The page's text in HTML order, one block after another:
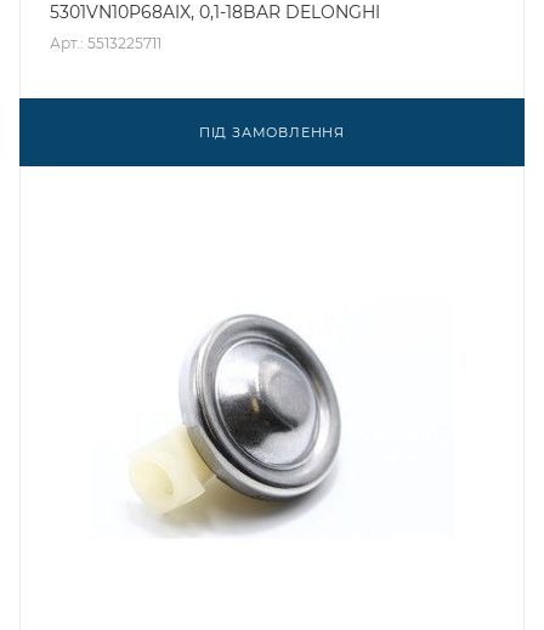
5301VN10P68AIX, 0,1-18BAR DELONGHI
Арт.: 5513225711
ПІД ЗАМОВЛЕННЯ